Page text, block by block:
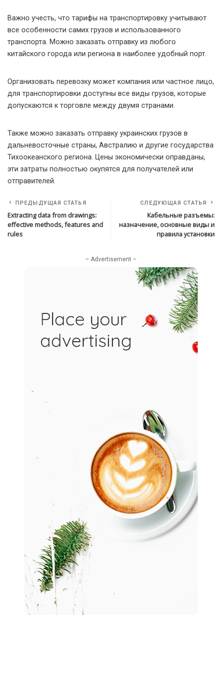
Важно учесть, что тарифы на транспортировку учитывают
все особенности самих грузов и использованного
транспорта. Можно заказать отправку из любого
китайского города или региона в наиболее удобный порт.
Организовать перевозку может компания или частное лицо,
для транспортировки доступны все виды грузов, которые
допускаются к торговле между двумя странами.
Также можно заказать отправку украинских грузов в
дальневосточные страны, Австралию и другие государства
Тихоокеанского региона. Цены экономически оправданы,
эти затраты полностью окупятся для получателей или
отправителей.
ПРЕДЫДУЩАЯ СТАТЬЯ
Extracting data from drawings:
effective methods, features and
rules
СЛЕДУЮЩАЯ СТАТЬЯ
Кабельные разъемы:
назначение, основные виды и
правила установки
– Advertisement –